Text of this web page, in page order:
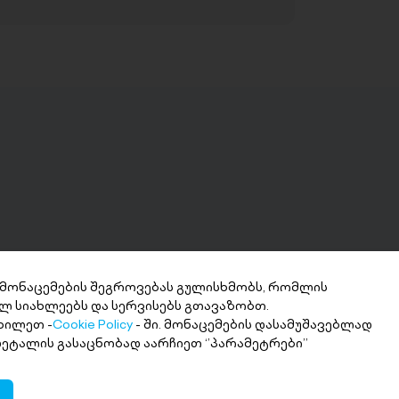
მიღება 2
თანხა სასურველ ანგარიშზე
შეგროვებას გულისხმობს, რომლის
სიახლეებს და სერვისებს გთავაზობთ.
-Cookie Policy - ში. მონაცემების დასამუშავებლად
გასაცნობად აარჩიეთ ‘’პარამეტრები’’